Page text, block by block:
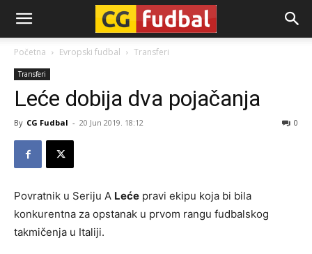
CG-
Fudbal
Početna Evropski fudbal Transferi
Transferi
Leće dobija dva pojačanja
By CG Fudbal - 20 Jun 2019. 18:12 0
Povratnik u Seriju A Leće pravi ekipu koja bi bila
konkurentna za opstanak u prvom rangu fudbalskog
takmičenja u Italiji.